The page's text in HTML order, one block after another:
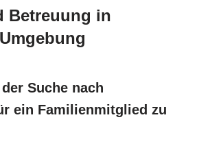
Betreuung in
Suche nach
ein Familienmitglied zu